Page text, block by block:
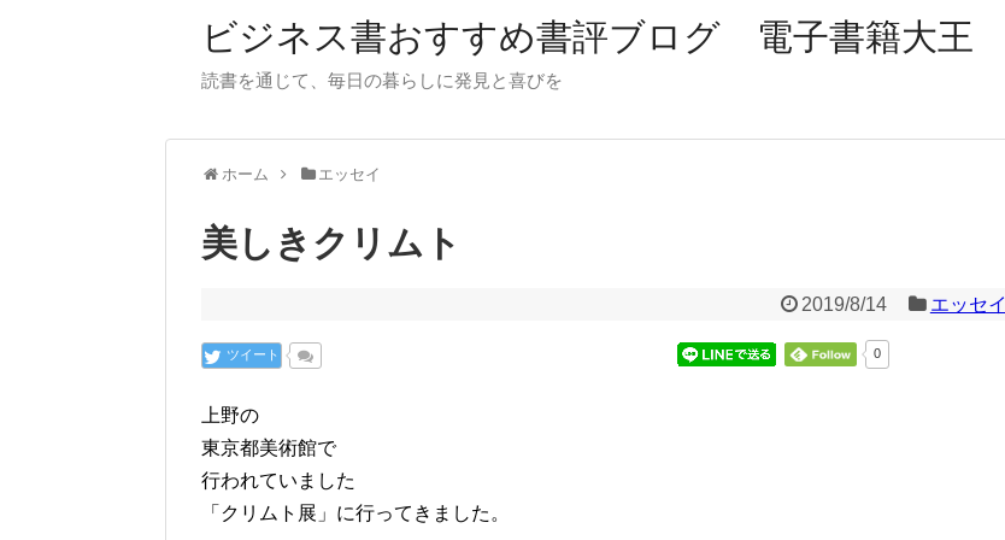
ビジネス書おすすめ書評ブログ 電子書籍大王
読書を通じて、毎日の暮らしに発見と喜びを
ホーム エッセイ
美しきクリムト
2019/8/14 エッセイ
ツイート 0
上野の
東京都美術館で
行われていました
「クリムト展」に行ってきました。